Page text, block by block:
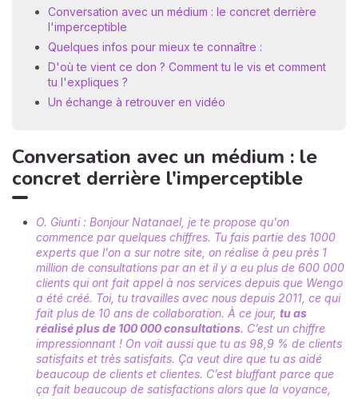
Conversation avec un médium : le concret derrière
l'imperceptible
Quelques infos pour mieux te connaître :
D'où te vient ce don ? Comment tu le vis et comment
tu l'expliques ?
Un échange à retrouver en vidéo
Conversation avec un médium : le
concret derrière l'imperceptible
O. Giunti : Bonjour Natanael, je te propose qu'on
commence par quelques chiffres. Tu fais partie des 1000
experts que l'on a sur notre site, on réalise à peu près 1
million de consultations par an et il y a eu plus de 600 000
clients qui ont fait appel à nos services depuis que Wengo
a été créé. Toi, tu travailles avec nous depuis 2011, ce qui
fait plus de 10 ans de collaboration. À ce jour, tu as
réalisé plus de 100 000 consultations. C’est un chiffre
impressionnant ! On voit aussi que tu as 98,9 % de clients
satisfaits et très satisfaits. Ça veut dire que tu as aidé
beaucoup de clients et clientes. C’est bluffant parce que
ça fait beaucoup de satisfactions alors que la voyance,